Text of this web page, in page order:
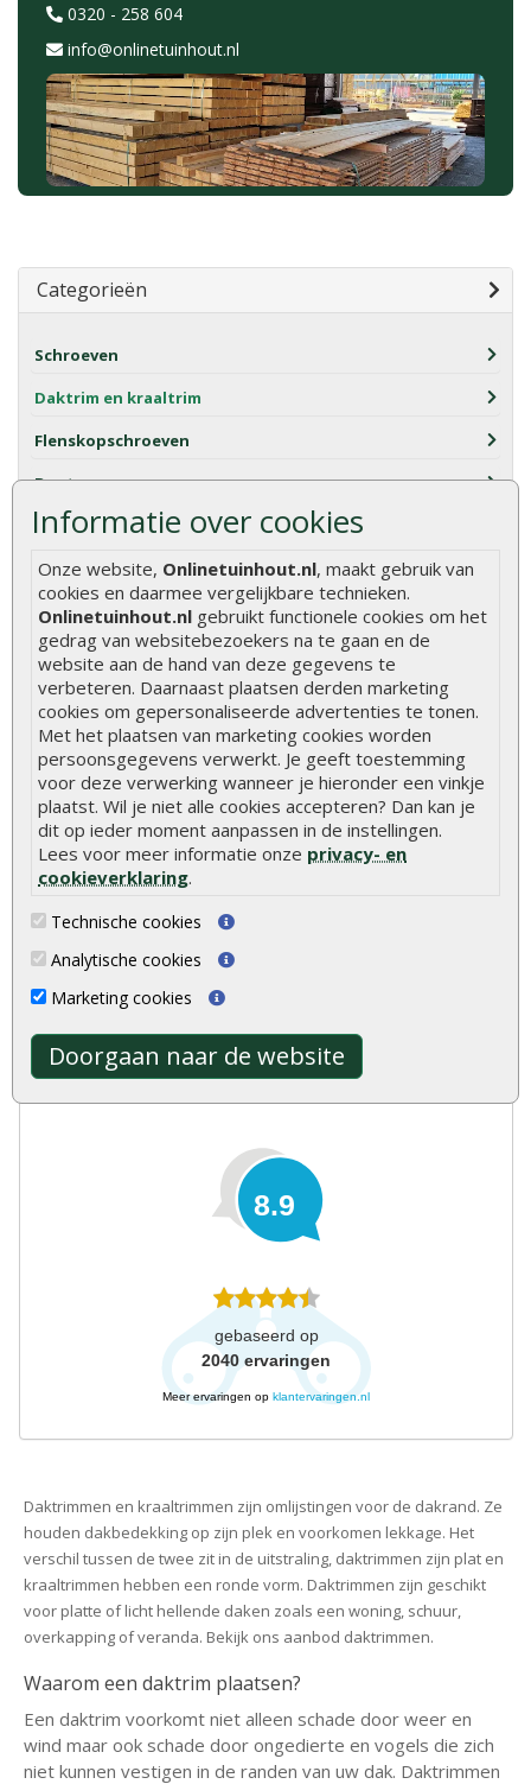
Informatie over cookies
Onze website, Onlinetuinhout.nl, maakt gebruik van
cookies en daarmee vergelijkbare technieken.
Onlinetuinhout.nl gebruikt functionele cookies om het
gedrag van websitebezoekers na te gaan en de
website aan de hand van deze gegevens te
verbeteren. Daarnaast plaatsen derden marketing
cookies om gepersonaliseerde advertenties te tonen.
Met het plaatsen van marketing cookies worden
persoonsgegevens verwerkt. Je geeft toestemming
voor deze verwerking wanneer je hieronder een vinkje
plaatst. Wil je niet alle cookies accepteren? Dan kan je
dit op ieder moment aanpassen in de instellingen.
Lees voor meer informatie onze privacy- en
cookieverklaring.
Technische cookies
Analytische cookies
Marketing cookies
Doorgaan naar de website
Categorieën
Schroeven
Daktrim en kraaltrim
Flenskopschroeven
Bouten en moeren
Pluggen
Gereedschap
Hang en sluitwerk
Balk- en regeldragers
Bevestigingsmaterialen
Betonpoeren
Paalhouders en paalornamenten
Beits en verf
Dakafwerking
Handschoenen
Worteldoek
Cement
8.9
gebaseerd op
2040 ervaringen
Meer ervaringen op klantervaringen.nl
0320 - 258 604
info@onlinetuinhout.nl
Daktrimmen en kraaltrimmen zijn omlijstingen voor de dakrand. Ze
houden dakbedekking op zijn plek en voorkomen lekkage. Het
verschil tussen de twee zit in de uitstraling, daktrimmen zijn plat en
kraaltrimmen hebben een ronde vorm. Daktrimmen zijn geschikt
voor platte of licht hellende daken zoals een woning, schuur,
overkapping of veranda. Bekijk ons aanbod daktrimmen.
Waarom een daktrim plaatsen?
Een daktrim voorkomt niet alleen schade door weer en
wind maar ook schade door ongedierte en vogels die zich
niet kunnen vestigen in de randen van uw dak. Daktrimmen